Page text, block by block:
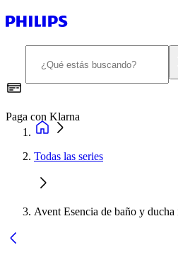
Paga con Klarna
Todas las series
Avent Esencia de baño y ducha